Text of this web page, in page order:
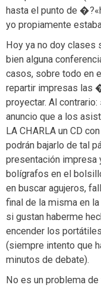
hasta el punto de
yo propiamente
Hoy ya no doy clases
bien alguna
casos, sobre todo en
repartir impresas las
proyectar. Al
anuncio que a los
LA CHARLA un CD
podrán bajarlo de tal
presentación impresa
bolígrafos en el
en buscar agujeros,
final de la misma en
si gustan haberme
encender los
(siempre intento que
minutos de debate).
No es un problema